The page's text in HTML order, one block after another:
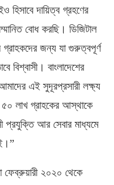
হিসাবে দায়িত্ব গ্রহণের
বোধ করছি। ডিজিটাল
গ্রাহকদের জন্য যা গুরুত্বপূর্ণ
বিশ্বাসী। বাংলাদেশের
এই সুদূরপ্রসারী লক্ষ্য
লাখ গ্রাহকের আস্থাকে
প্রযুক্তি আর সেবার মাধ্যমে
ফেব্রুয়ারী ২০২০ থেকে